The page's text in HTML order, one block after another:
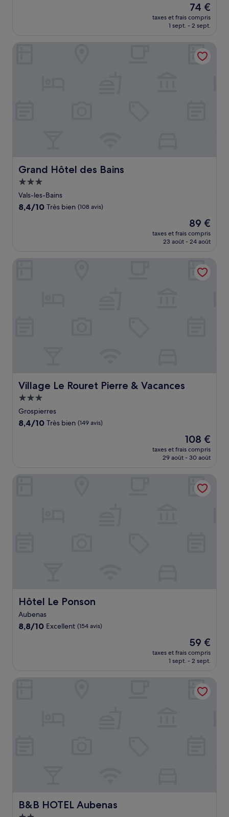
Le
nouveau
prix
de
74 €
74 €
taxes et frais compris
1 sept. - 2 sept.
Grand Hôtel des Bains
Grand Hôtel des Bains
Hébergement
3.0 étoiles
Vals-les-Bains
8.4
8,4/10 Très bien (108 avis)
Le
nouveau
prix
de
89 €
89 €
taxes et frais compris
23 août - 24 août
Village Le Rouret Pierre & Vacances
Village Le Rouret Pierre & Vacances
Hébergement
3.0 étoiles
Grospierres
8.4
8,4/10 Très bien (149 avis)
Le
nouveau
prix
de
108 €
108 €
taxes et frais compris
29 août - 30 août
Hôtel Le Ponson
Hôtel Le Ponson
Aubenas
8.8
8,8/10 Excellent (154 avis)
Le
nouveau
prix
de
59 €
59 €
taxes et frais compris
1 sept. - 2 sept.
B&B HOTEL Aubenas
B&B HOTEL Aubenas